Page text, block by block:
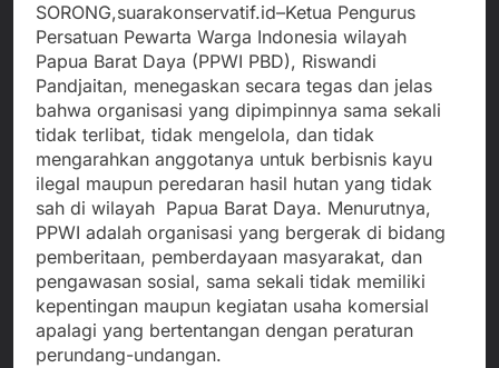
SORONG,suarakonservatif.id–Ketua Pengurus
Persatuan Pewarta Warga Indonesia wilayah
Papua Barat Daya (PPWI PBD), Riswandi
Pandjaitan, menegaskan secara tegas dan jelas
bahwa organisasi yang dipimpinnya sama sekali
tidak terlibat, tidak mengelola, dan tidak
mengarahkan anggotanya untuk berbisnis kayu
ilegal maupun peredaran hasil hutan yang tidak
sah di wilayah Papua Barat Daya. Menurutnya,
PPWI adalah organisasi yang bergerak di bidang
pemberitaan, pemberdayaan masyarakat, dan
pengawasan sosial, sama sekali tidak memiliki
kepentingan maupun kegiatan usaha komersial
apalagi yang bertentangan dengan peraturan
perundang-undangan.